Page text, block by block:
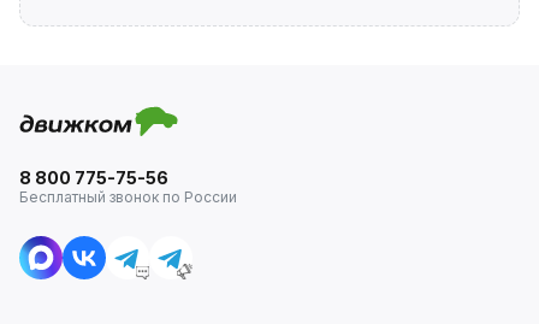
8 800 775-75-56
Бесплатный звонок по России